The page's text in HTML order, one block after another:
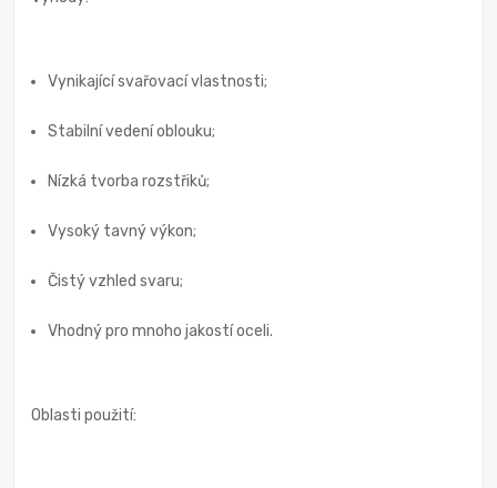
Vynikající svařovací vlastnosti;
Stabilní vedení oblouku;
Nízká tvorba rozstřiků;
Vysoký tavný výkon;
Čistý vzhled svaru;
Vhodný pro mnoho jakostí oceli.
Oblasti použití: